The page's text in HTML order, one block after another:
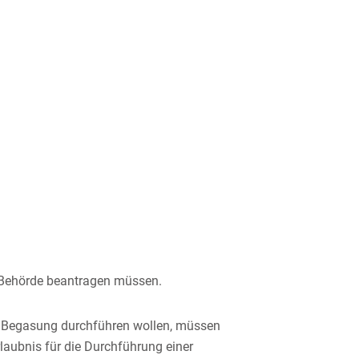
beantragen müssen.
durchführen wollen, müssen
für die Durchführung einer